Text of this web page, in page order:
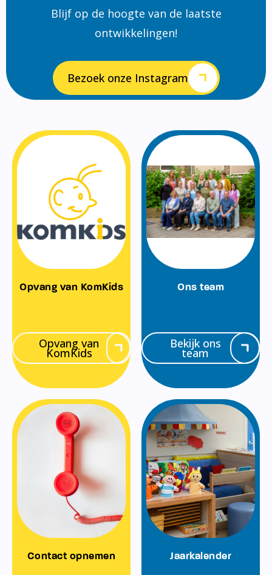
Blijf op de hoogte van de laatste
ontwikkelingen!
Bezoek onze Instagram
Opvang van KomKids
Opvang van
KomKids
Ons team
Bekijk ons
team
Contact opnemen Jaarkalender